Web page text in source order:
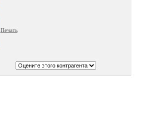
Печать